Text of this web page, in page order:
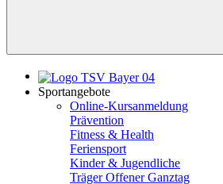
Sportangebote
Online-Kursanmeldung
Prävention
Fitness & Health
Feriensport
Kinder & Jugendliche
Träger Offener Ganztag